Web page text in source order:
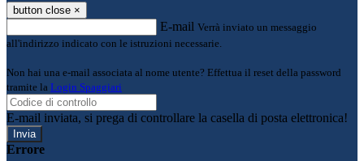
button close ×
E-mail Verrà inviato un messaggio
all'indirizzo indicato con le istruzioni necessarie.
Non hai una e-mail associata al nome utente? Effettua il reset della password
tramite la Login Spaggiari
E-mail inviata, si prega di controllare la casella di posta elettronica!
Errore